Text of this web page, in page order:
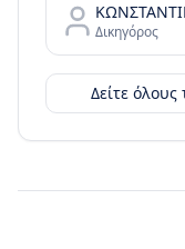
Δικηγόρος
Δείτε όλους